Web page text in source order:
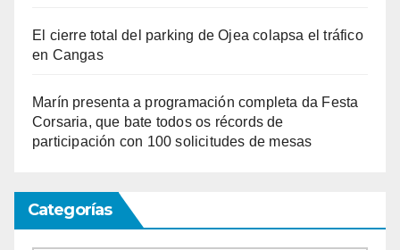
El cierre total del parking de Ojea colapsa el tráfico
en Cangas
Marín presenta a programación completa da Festa
Corsaria, que bate todos os récords de
participación con 100 solicitudes de mesas
Categorías